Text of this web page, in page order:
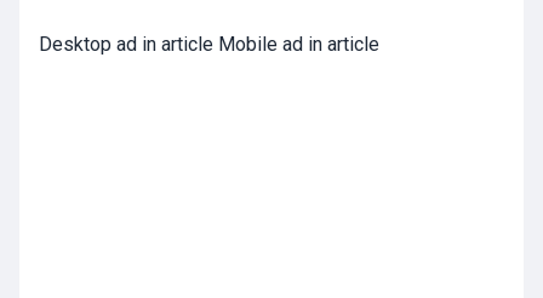
Desktop ad in article Mobile ad in article